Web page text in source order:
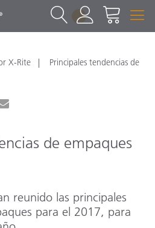
1
X-Rite
Principales tendencias de
de empaques
reunido las principales
para el 2017, para